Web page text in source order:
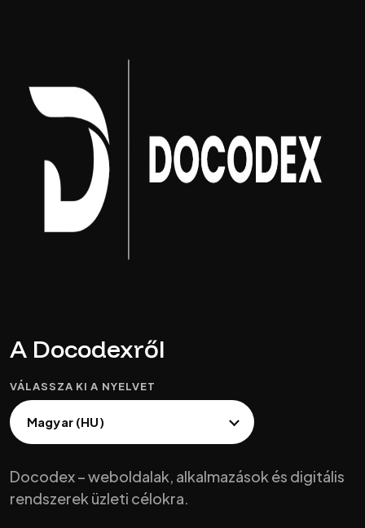
A Docodexről
VÁLASSZA KI A NYELVET
Docodex – weboldalak, alkalmazások és digitális
rendszerek üzleti célokra.